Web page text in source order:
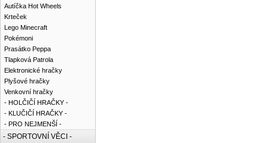
Autíčka Hot Wheels
Krteček
Lego Minecraft
Pokémoni
Prasátko Peppa
Tlapková Patrola
Elektronické hračky
Plyšové hračky
Venkovní hračky
- HOLČIČÍ HRAČKY -
- KLUČIČÍ HRAČKY -
- PRO NEJMENŠÍ -
- SPORTOVNÍ VĚCI -